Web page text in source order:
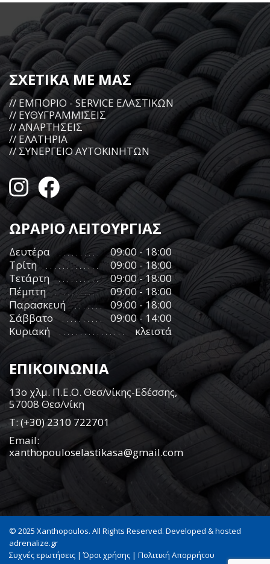
ΣΧΕΤΙΚΑ ΜΕ ΜΑΣ
// ΕΜΠΟΡΙΟ - SERVICE ΕΛΑΣΤΙΚΩΝ
// ΕΥΘΥΓΡΑΜΜΙΣΕΙΣ
// ΑΝΑΡΤΗΣΕΙΣ
// ΕΛΑΤΗΡΙΑ
// ΣΥΝΕΡΓΕΙΟ ΑΥΤΟΚΙΝΗΤΩΝ
ΩΡΑΡΙΟ ΛΕΙΤΟΥΡΓΙΑΣ
Δευτέρα
09:00 - 18:00
Τρίτη
09:00 - 18:00
Τετάρτη
09:00 - 18:00
Πέμπτη
09:00 - 18:00
Παρασκευή
09:00 - 18:00
Σάββατο
09:00 - 14:00
Κυριακή
κλειστά
ΕΠΙΚΟΙΝΩΝΙΑ
13ο χλμ. Π.Ε.Ο. Θεσ/νίκης-Εδέσσης,
57008 Θεσ/νίκη
Τ:(+30) 2310 722701
Email:
xanthopouloselastikasa@gmail.com
© 2025 Xanthopoulos. All Rights Reserved. Developed & hosted
adrenalize.gr
Συχνές ερωτήσεις |Όροι χρήσης | Πολιτική Απορρήτου